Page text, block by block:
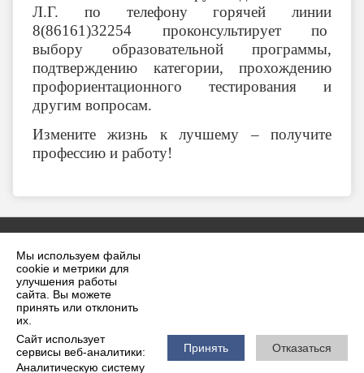
Мы используем файлы
cookie и метрики для
улучшения работы
сайта. Вы можете
принять или отклонить
их.
Сайт использует
сервисы веб-аналитики:
Аналитическую систему
Принять Отказаться
Л.Г. по телефону горячей линии
8(86161)32254 проконсультирует по
выбору образовательной программы,
подтверждению категории, прохождению
профориентационного тестирования и
другим вопросам.
Измените жизнь к лучшему – получите
профессию и работу!
2026 г. krilovskaya.ru
Вход
Карта сайта
Политика обработки персональных данных